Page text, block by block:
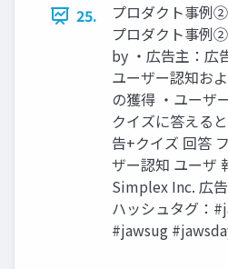
25.
プロダクト事例
プロダクト事例
by ・広告主：
ユーザー認知お
の獲得 ・ユーザ
クイズに答える
告+クイズ 回答
ザー認知 ユーザ
Simplex Inc. 広
ハッシュタグ：
#jawsug